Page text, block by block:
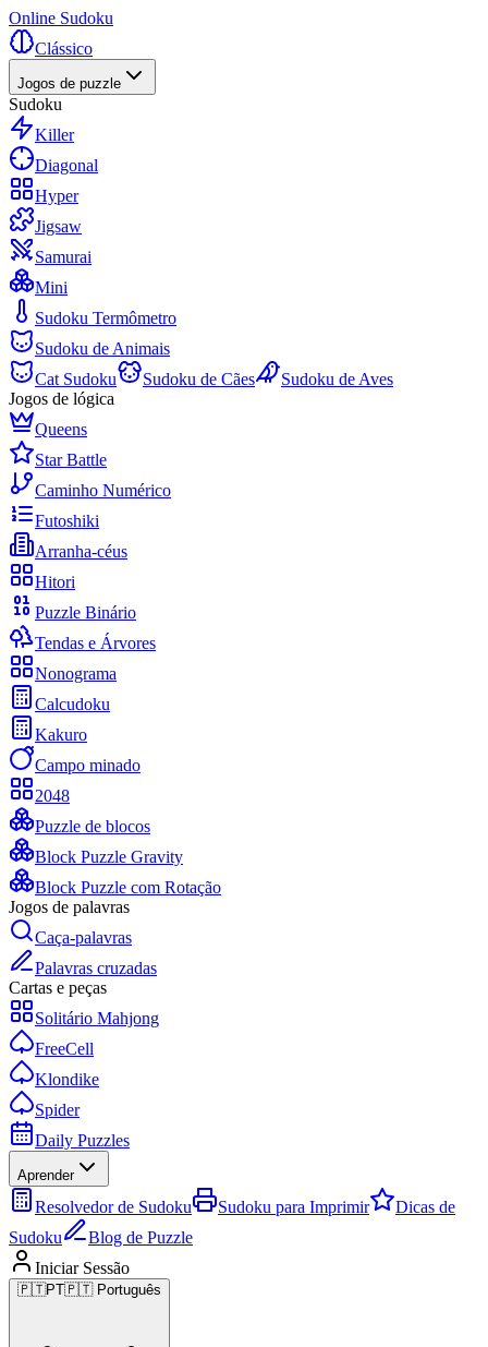
Online Sudoku
Clássico
Jogos de puzzle
Sudoku
Killer
Diagonal
Hyper
Jigsaw
Samurai
Mini
Sudoku Termômetro
Sudoku de Animais
Cat Sudoku
Sudoku de Cães
Sudoku de Aves
Jogos de lógica
Queens
Star Battle
Caminho Numérico
Futoshiki
Arranha-céus
Hitori
Puzzle Binário
Tendas e Árvores
Nonograma
Calcudoku
Kakuro
Campo minado
2048
Puzzle de blocos
Block Puzzle Gravity
Block Puzzle com Rotação
Jogos de palavras
Caça-palavras
Palavras cruzadas
Cartas e peças
Solitário Mahjong
FreeCell
Klondike
Spider
Daily Puzzles
Aprender
Resolvedor de Sudoku Sudoku para Imprimir
Dicas de
Sudoku
Blog de Puzzle
Iniciar Sessão
🇵🇹PT🇵🇹 Português